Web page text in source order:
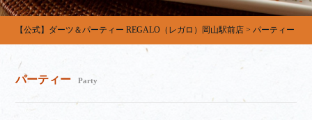
【公式】ダーツ＆パーティー REGALO（レガロ）岡山駅前店 >パーティー
パーティー Party